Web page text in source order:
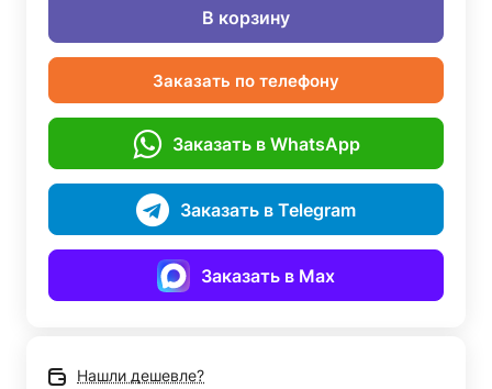
В корзину
Заказать по телефону
Заказать в WhatsApp
Заказать в Telegram
Заказать в Max
Нашли дешевле?